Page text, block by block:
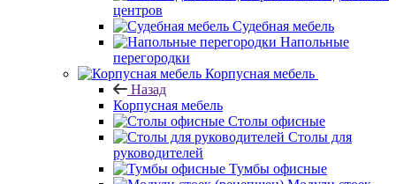
центров
Судебная мебель
Напольные
перегородки
Корпусная мебель
Назад
Корпусная мебель
Столы офисные
Столы для
руководителей
Тумбы офисные